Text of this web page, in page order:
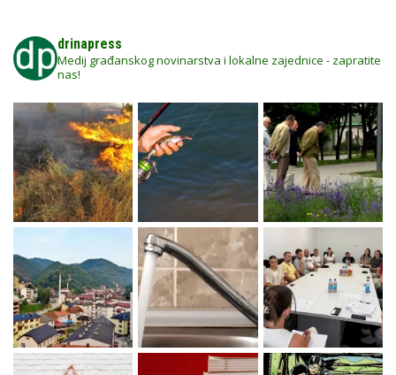
drinapress
Medij građanskog novinarstva i lokalne zajednice - zapratite
nas!